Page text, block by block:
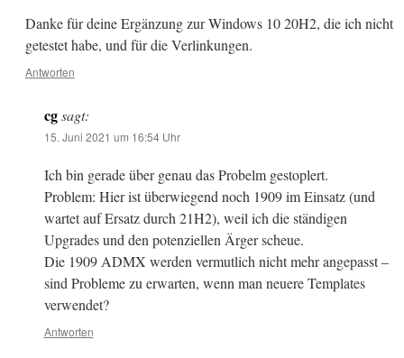
Danke für deine Ergänzung zur Windows 10 20H2, die ich nicht
getestet habe, und für die Verlinkungen.
Antworten
cg sagt:
15. Juni 2021 um 16:54 Uhr
Ich bin gerade über genau das Probelm gestoplert.
Problem: Hier ist überwiegend noch 1909 im Einsatz (und
wartet auf Ersatz durch 21H2), weil ich die ständigen
Upgrades und den potenziellen Ärger scheue.
Die 1909 ADMX werden vermutlich nicht mehr angepasst –
sind Probleme zu erwarten, wenn man neuere Templates
verwendet?
Antworten